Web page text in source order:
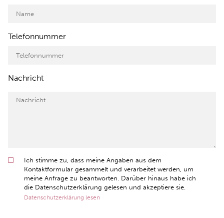
Telefonnummer
Nachricht
Ich stimme zu, dass meine Angaben aus dem
Kontaktformular gesammelt und verarbeitet werden, um
meine Anfrage zu beantworten. Darüber hinaus habe ich
die Datenschutzerklärung gelesen und akzeptiere sie.
Datenschutzerklärung lesen